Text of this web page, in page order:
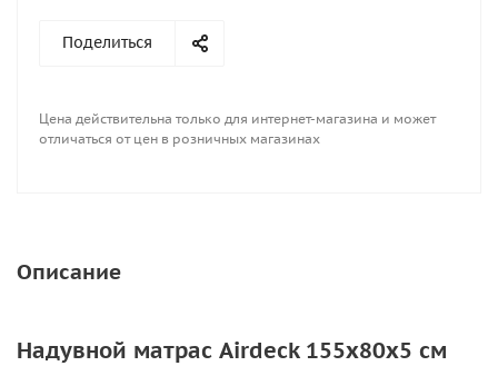
Поделиться
Цена действительна только для интернет-магазина и может
отличаться от цен в розничных магазинах
Описание
Надувной матрас Airdeck 155x80x5 см